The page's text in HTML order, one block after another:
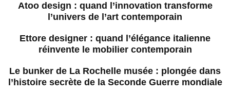
Atoo design : quand l’innovation transforme
l’univers de l’art contemporain
Ettore designer : quand l’élégance italienne
réinvente le mobilier contemporain
Le bunker de La Rochelle musée : plongée dans
l’histoire secrète de la Seconde Guerre mondiale